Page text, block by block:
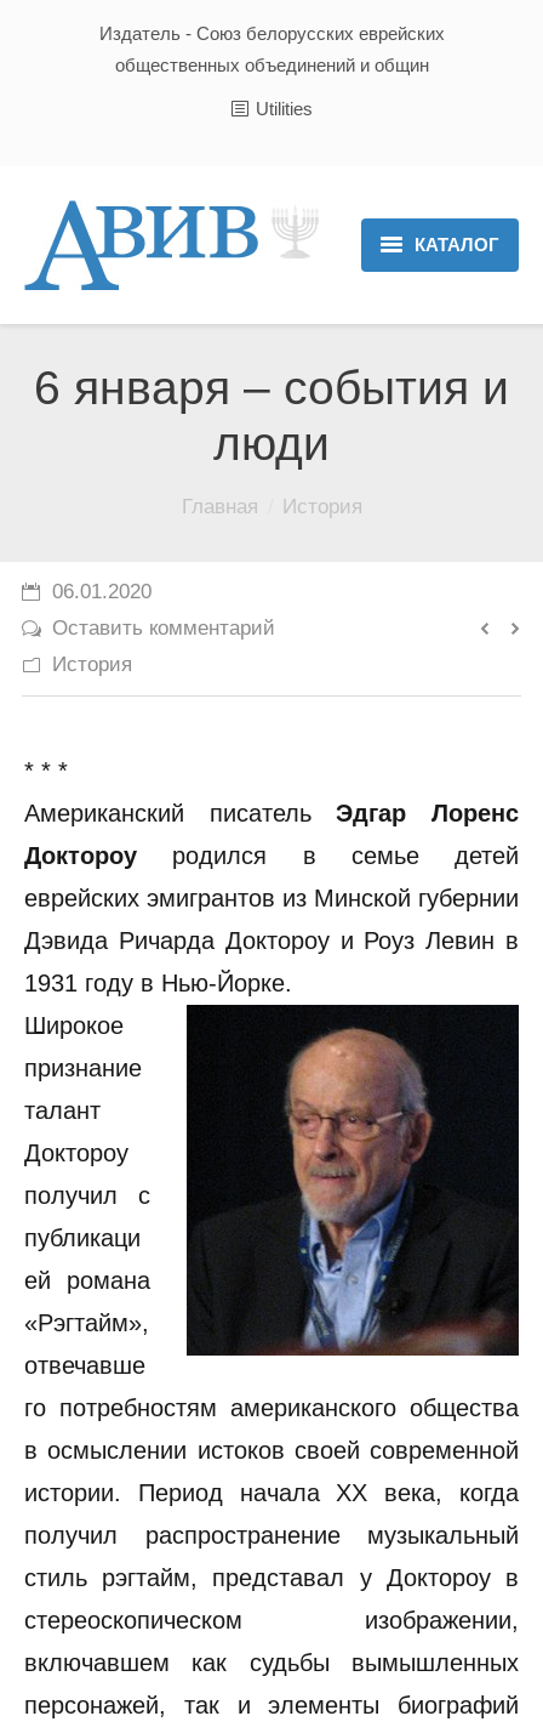
Издатель - Союз белорусских еврейских
общественных объединений и общин
Utilities
КАТАЛОГ
Юмор
6 января – события и
люди
Главная История
06.01.2020
Оставить комментарий
История
* * *
Американский писательЭдгар Лоренс
Доктороу родился в семье детей
еврейских эмигрантов из Минской губернии
Дэвида Ричарда Доктороу и Роуз Левин в
1931 году в Нью-Йорке.
Широкое
признание
талант
Доктороу
получил с
публикаци
ей романа
«Рэгтайм»,
отвечавше
го потребностям американского общества
в осмыслении истоков своей современной
истории. Период начала XX века, когда
получил распространение музыкальный
стиль рэгтайм, представал у Доктороу в
стереоскопическом изображении,
включавшем как судьбы вымышленных
персонажей, так и элементы биографий